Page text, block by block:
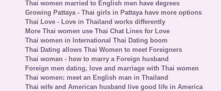
Thai women married to English men have degrees
Growing Pattaya - Thai girls in Pattaya have more options
Thai Love - Love in Thailand works differently
More Thai women use Thai Chat Lines for Love
Thai women in International Thai Dating boom
Thai Dating allows Thai Women to meet Foreigners
Thai woman - how to marry a Foreign husband
Foreign men dating, love and marriage with Thai women
Thai women: meet an English man in Thailand
Thai wife and American husband live good life in America